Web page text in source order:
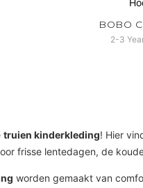
2-3
truien kinderkleding! Hier
frisse lentedagen, de
worden gemaakt van